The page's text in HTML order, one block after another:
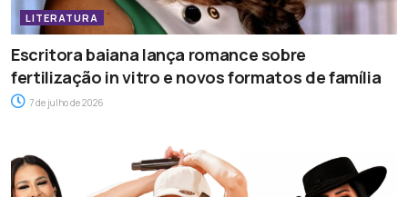
LITERATURA
Escritora baiana lança romance sobre
fertilização in vitro e novos formatos de família
7 de julho de 2026